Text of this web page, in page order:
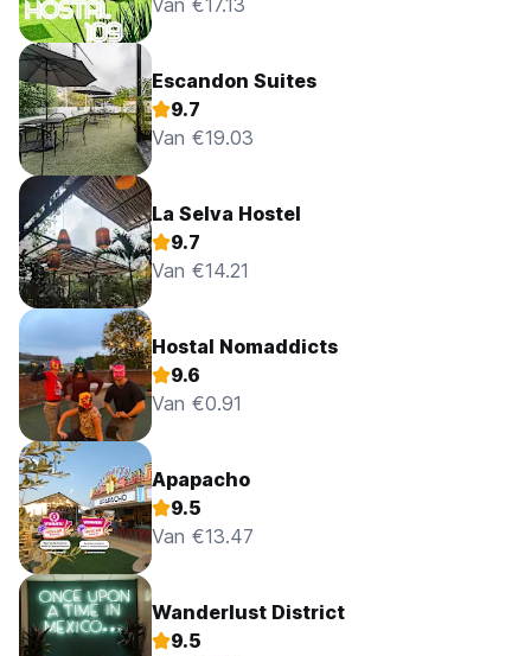
Van €17.13
Escandon Suites
9.7
Van €19.03
La Selva Hostel
9.7
Van €14.21
Hostal Nomaddicts
9.6
Van €0.91
Apapacho
9.5
Van €13.47
Wanderlust District
9.5